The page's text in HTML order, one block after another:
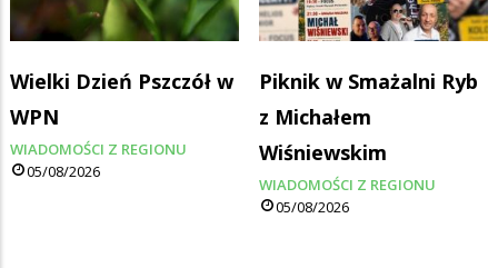
Wielki Dzień Pszczół w
WPN
WIADOMOŚCI Z REGIONU
05/08/2026
Piknik w Smażalni Ryb
z Michałem
Wiśniewskim
WIADOMOŚCI Z REGIONU
05/08/2026